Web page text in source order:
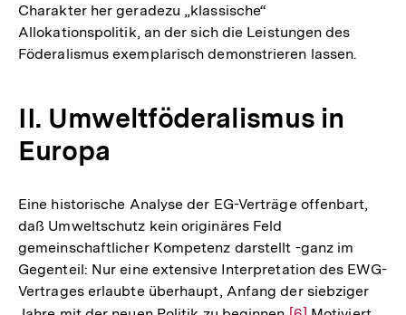
Charakter her geradezu „klassische“
Allokationspolitik, an der sich die Leistungen des
Föderalismus exemplarisch demonstrieren lassen.
II. Umweltföderalismus in
Europa
Eine historische Analyse der EG-Verträge offenbart,
daß Umweltschutz kein originäres Feld
gemeinschaftlicher Kompetenz darstellt -ganz im
Gegenteil: Nur eine extensive Interpretation des EWG-
Vertrages erlaubte überhaupt, Anfang der siebziger